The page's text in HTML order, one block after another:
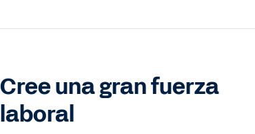
Cree una gran fuerza
laboral